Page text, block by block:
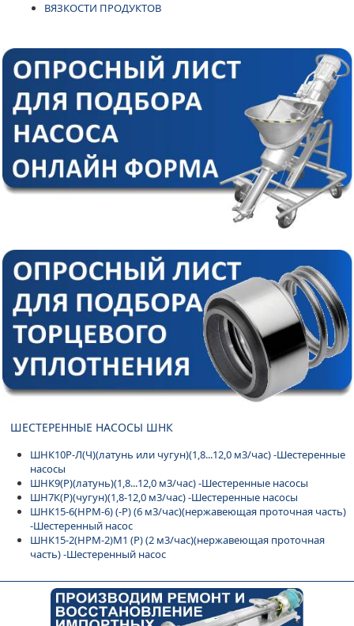
ВЯЗКОСТИ ПРОДУКТОВ
ШЕСТЕРЕННЫЕ НАСОСЫ ШНК
ШНК10Р-Л(Ч)(латунь или чугун)(1,8...12,0 м3/час) -Шестеренные
насосы
ШНК9(Р)(латунь)(1,8...12,0 м3/час) -Шестеренные насосы
ШН7К(Р)(чугун)(1,8-12,0 м3/час) -Шестеренные насосы
ШНК15-6(НРМ-6) (-Р) (6 м3/час)(нержавеющая проточная часть)
-Шестеренный насос
ШНК15-2(НРМ-2)М1 (Р) (2 м3/час)(нержавеющая проточная
часть) -Шестеренный насос